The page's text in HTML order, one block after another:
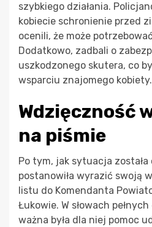
szybkiego działania.
kobiecie schronienie przed
ocenili, że może
Dodatkowo, zadbali o
uszkodzonego skutera, co
wsparciu znajomego kobiety.
Wdzięczność
na piśmie
Po tym, jak sytuacja
postanowiła wyrazić swoją
listu do Komendanta
Łukowie. W słowach
ważna była dla niej pomoc